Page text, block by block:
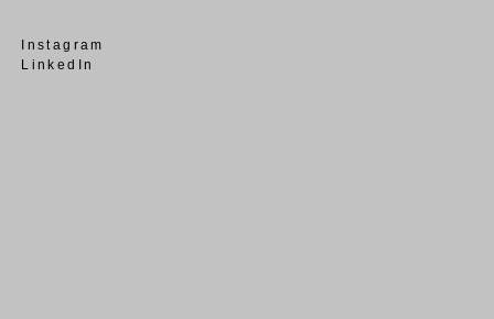
Instagram
LinkedIn